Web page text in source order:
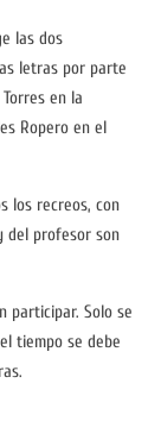
las dos
letras por parte
en la
Ropero en el
los recreos, con
del profesor son
participar. Solo se
tiempo se debe